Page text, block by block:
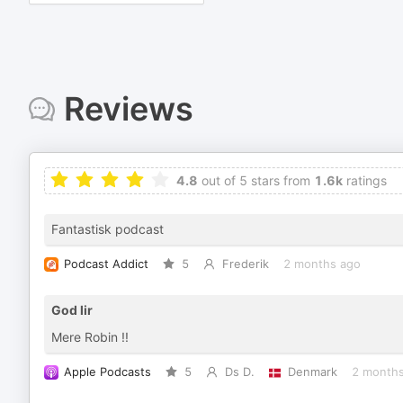
Reviews
4.8 out of 5 stars from 1.6k ratings
Fantastisk podcast
Podcast Addict 5 Frederik 2 months ago
God lir
Mere Robin !!
Apple Podcasts 5 Ds D. Denmark 2